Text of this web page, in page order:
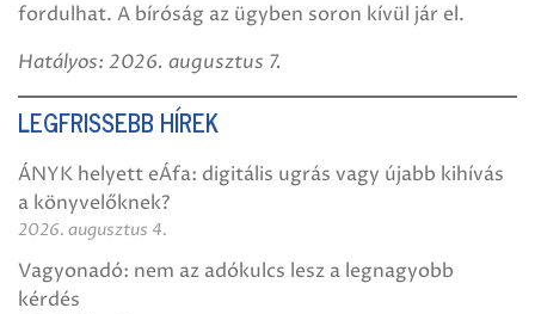
fordulhat. A bíróság az ügyben soron kívül jár el.
Hatályos: 2026. augusztus 7.
LEGFRISSEBB HÍREK
ÁNYK helyett eÁfa: digitális ugrás vagy újabb kihívás
a könyvelőknek?
2026. augusztus 4.
Vagyonadó: nem az adókulcs lesz a legnagyobb
kérdés